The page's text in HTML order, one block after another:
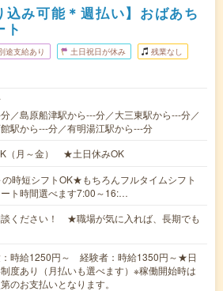
込み可能＊週払い】おばあち
ト
途支給あり 土日祝日が休み 残業なし
／島原船津駅から---分／大三東駅から---分／
駅から---分／有明湯江駅から---分
（月～金） ★土日休みOK
時短シフトOK★もちろんフルタイムシフト
ト時間選べます7:00～16:…
ください！ ★職場が気に入れば、長期でも
：時給1250円～ 経験者：時給1350円～★日
度あり（月払いも選べます）※稼働開始時は
のお支払いとなります。